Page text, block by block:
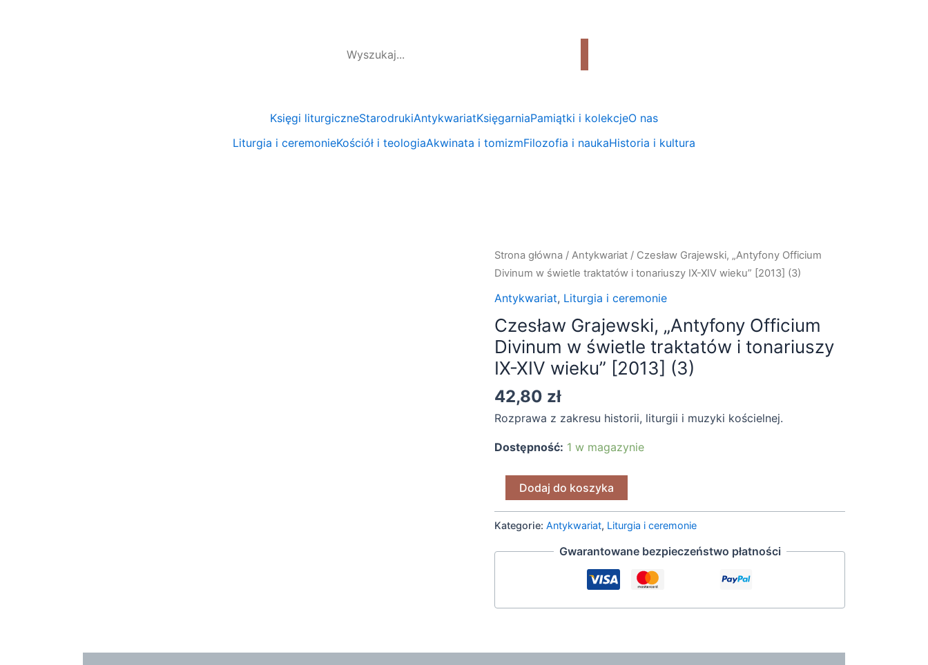
Księgi liturgiczneStarodrukiAntykwariatKsięgarniaPamiątki i kolekcjeO nas
Liturgia i ceremonieKościół i teologiaAkwinata i tomizmFilozofia i naukaHistoria i kultura
Strona główna /Antykwariat / Czesław Grajewski, „Antyfony Officium
Divinum w świetle traktatów i tonariuszy IX-XIV wieku” [2013] (3)
Antykwariat, Liturgia i ceremonie
Czesław Grajewski, „Antyfony Officium
Divinum w świetle traktatów i tonariuszy
IX-XIV wieku” [2013] (3)
42,80 zł
Rozprawa z zakresu historii, liturgii i muzyki kościelnej.
Dostępność: 1 w magazynie
ilość
Czesław
Grajewski,
"Antyfony
Officium
Divinum
w
traktatów
i
IX-
wieku"
(3)
Dodaj do koszyka
Kategorie:Antykwariat, Liturgia i ceremonie
Gwarantowane bezpieczeństwo płatności